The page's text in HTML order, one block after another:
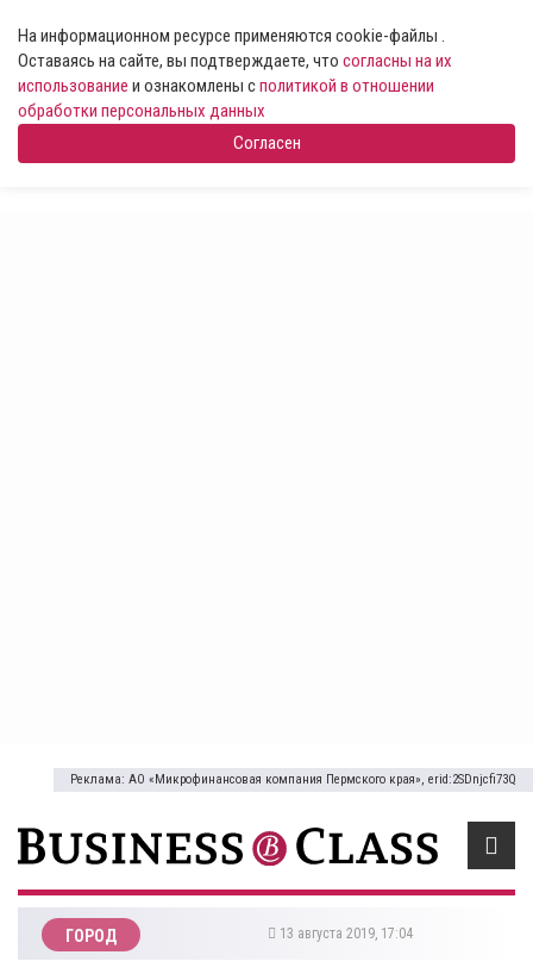
На информационном ресурсе применяются cookie-файлы .
Оставаясь на сайте, вы подтверждаете, что согласны на их
использование и ознакомлены сполитикой в отношении
обработки персональных данных
Согласен
Реклама: АО «Микрофинансовая компания Пермского края», erid:2SDnjcfi73Q
ГОРОД 13 августа 2019, 17:04